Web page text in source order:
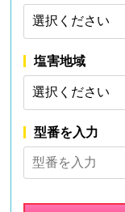
塩害地域
型番を入力